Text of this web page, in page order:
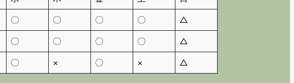
〇 〇 〇 〇 △
〇 〇 〇 〇 △
〇 × 〇 × △